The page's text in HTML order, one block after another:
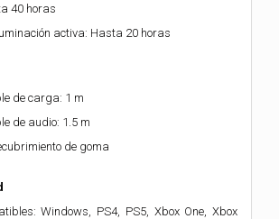
40 horas
activa: Hasta 20 horas
de carga: 1 m
de audio: 1.5 m
de goma
Windows, PS4, PS5, Xbox One, Xbox